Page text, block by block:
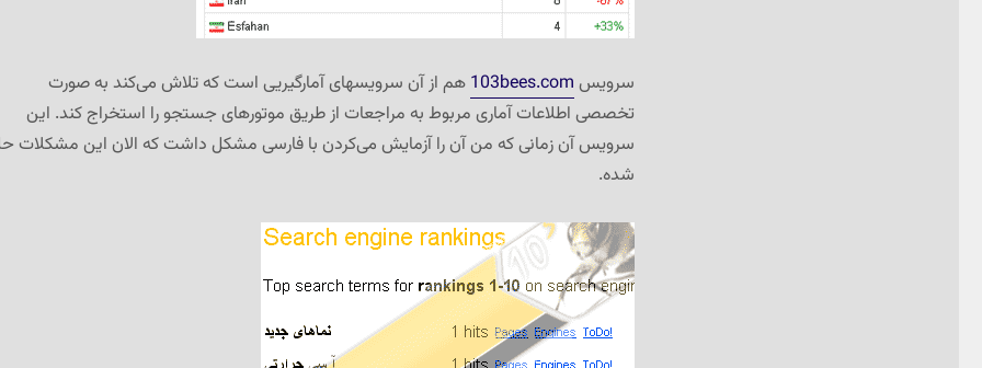
سرویس 103bees.com هم از آن سرویسهای آمارگیریی است که تلاش می‌کند به صورت
تخصصی اطلاعات آماری مربوط به مراجعات از طریق موتورهای جستجو را استخراج کند. این
سرویس آن زمانی که من آن را آزمایش می‌کردن با فارسی مشکل داشت که الان این مشکلات
شده.